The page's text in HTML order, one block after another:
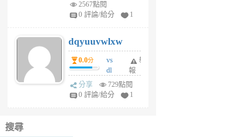
tu
6
個
月
前
2567點閱
0 評論/給分
1
dqyuuvwlxw
0.0分
vs
dl
sq
fy
舉
報
分享
729點閱
0 評論/給分
1
搜尋